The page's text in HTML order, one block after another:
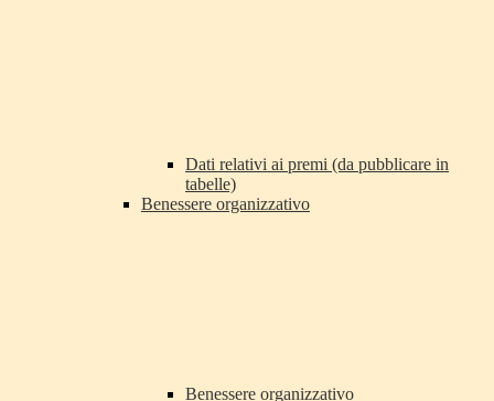
Dati relativi ai premi (da pubblicare in
tabelle)
Benessere organizzativo
Benessere organizzativo